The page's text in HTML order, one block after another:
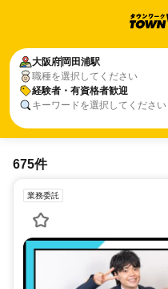
大阪府 岡田浦駅
職種を選択してください
経験者・有資格者歓迎
キーワードを選択してください
675件
業務委託